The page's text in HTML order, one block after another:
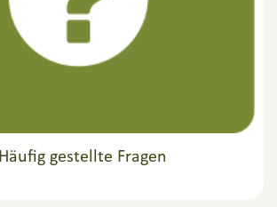
Häufig gestellte Fragen